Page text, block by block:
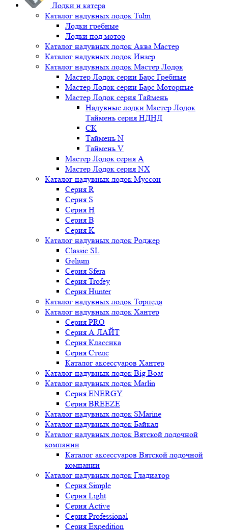
Лодки и катера
Каталог надувных лодок Tulin
Лодки гребные
Лодки под мотор
Каталог надувных лодок Аква Мастер
Каталог надувных лодок Инзер
Каталог надувных лодок Мастер Лодок
Мастер Лодок серии Барс Гребные
Мастер Лодок серии Барс Моторные
Мастер Лодок серия Таймень
Надувные лодки Мастер Лодок
Таймень серия НДНД
СК
Таймень N
Таймень V
Мастер Лодок серия А
Мастер Лодок серия NX
Каталог надувных лодок Муссон
Серия R
Серия S
Серия H
Серия B
Серия K
Каталог надувных лодок Роджер
Classic SL
Gelium
Серия Sfera
Серия Trofey
Серия Hunter
Каталог надувных лодок Торпеда
Каталог надувных лодок Хантер
Серия PRO
Серия А ЛАЙТ
Серия Классика
Серия Стелс
Каталог аксессуаров Хантер
Каталог надувных лодок Big Boat
Каталог надувных лодок Marlin
Серия ENERGY
Серия BREEZE
Каталог надувных лодок SMarine
Каталог надувных лодок Байкал
Каталог надувных лодок Вятской лодочной
компании
Каталог аксессуаров Вятской лодочной
компании
Каталог надувных лодок Гладиатор
Серия Simple
Серия Light
Серия Active
Серия Professional
Серия Expedition